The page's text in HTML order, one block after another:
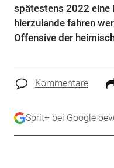
spätestens 2022 eine
hierzulande fahren
Offensive der
Kommentare
Sprit+ bei Google